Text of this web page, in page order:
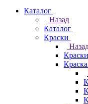
Каталог
Назад
Каталог
Краски
Краски